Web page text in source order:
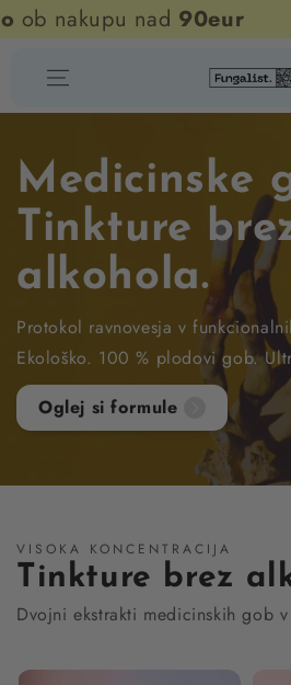
Skip to content
nad90eur
Medicinske
Tinkture
alkohola.
Protokol ravnovesja v
Ekološko. 100 % plodovi gob.
Oglej si formule
VISOKA KONCENTRACIJA
Tinkture brez
Dvojni ekstrakti medicinskih gob